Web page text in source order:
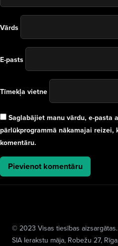
Vārds
E-pasts
Tīmekļa vietne
Saglabājiet manu vārdu, e-pasta
pārlūkprogrammā nākamajai reizei,
komentāru.
© 2023 Visas tiesības aizsargātas.
SIA Ierakstu māja, Robežu 27,